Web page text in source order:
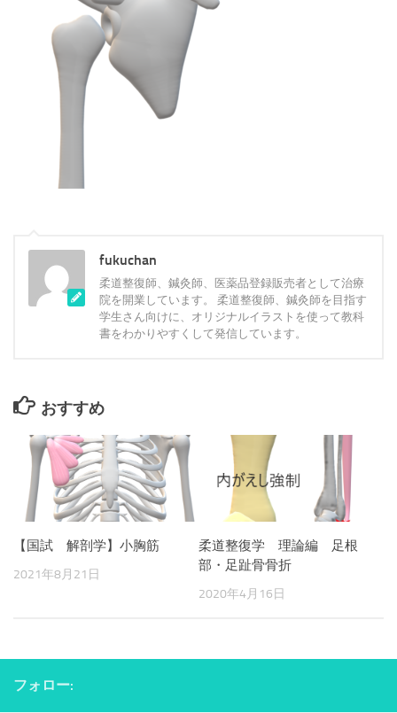
fukuchan
柔道整復師、鍼灸師、医薬品登録販売者として治療
院を開業しています。 柔道整復師、鍼灸師を目指す
学生さん向けに、オリジナルイラストを使って教科
書をわかりやすくして発信しています。
おすすめ
【国試 解剖学】小胸筋
2021年8月21日
柔道整復学 理論編 足根
部・足趾骨骨折
2020年4月16日
フォロー: